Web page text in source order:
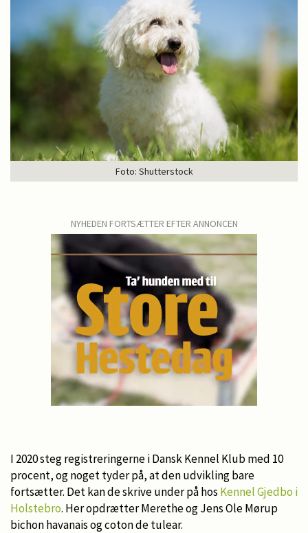
Foto: Shutterstock
NYHEDEN FORTSÆTTER EFTER ANNONCEN
I 2020 steg registreringerne i Dansk Kennel Klub med 10
procent, og noget tyder på, at den udvikling bare
fortsætter. Det kan de skrive under på hos Kennel Gjedbo i
Holstebro. Her opdrætter Merethe og Jens Ole Mørup
bichon havanais og coton de tulear.